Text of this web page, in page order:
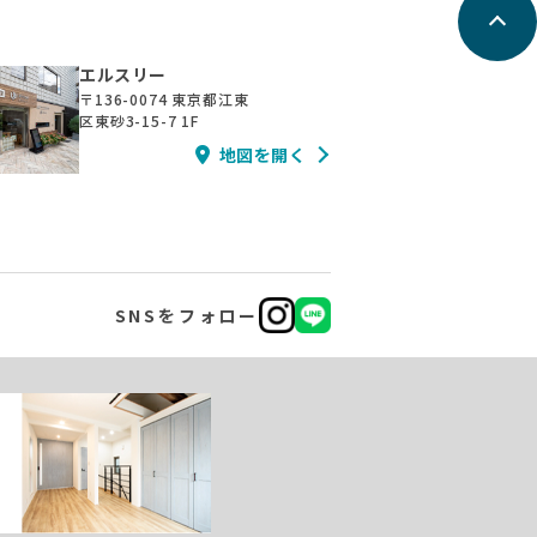
エルスリー
〒136-0074 東京都江東
区東砂3-15-7 1F
地図を開く
SNSをフォロー